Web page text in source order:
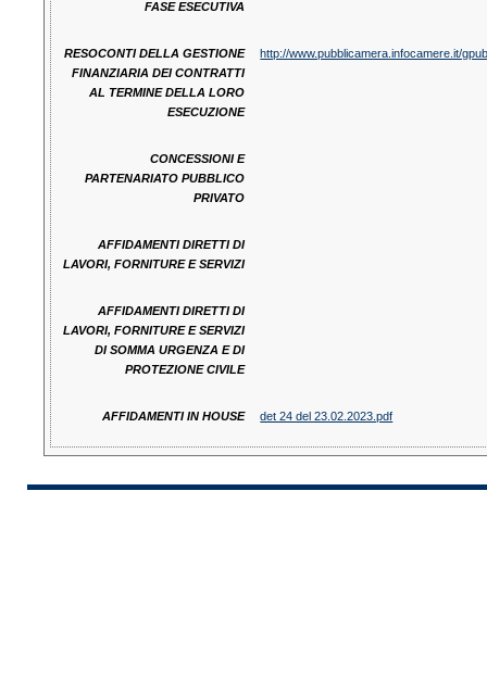
FASE ESECUTIVA
RESOCONTI DELLA GESTIONE
FINANZIARIA DEI CONTRATTI
AL TERMINE DELLA LORO
ESECUZIONE
http://www.pubblicamera.infocamere.it/
CONCESSIONI E
PARTENARIATO PUBBLICO
PRIVATO
AFFIDAMENTI DIRETTI DI
LAVORI, FORNITURE E SERVIZI
AFFIDAMENTI DIRETTI DI
LAVORI, FORNITURE E SERVIZI
DI SOMMA URGENZA E DI
PROTEZIONE CIVILE
AFFIDAMENTI IN HOUSE det 24 del 23.02.2023.pdf